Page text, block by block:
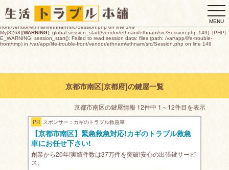
E_WARNING: session_start(): open(/var/app/life-trouble-
front/tmp/sess_d26d644799a7cf9256cf67d70d1acd069672b294874e2f59277991e279a52d20,
O_RDWR) failed: デバイスに空き領域がありません (28) in /var/app/life-trouble-
front/vendor/ethnam/ethnam/src/Session.php on line 149
My[3268](WARNING): global.session_start(/vendor/ethnam/ethnam/src/Session.php:149): [PHP]
E_WARNING: session_start(): Failed to read session data: files (path: /var/app/life-trouble-
front/tmp) in /var/app/life-trouble-front/vendor/ethnam/ethnam/src/Session.php on line 149
MENU
京都市南区[京都府]の鍵屋一覧
京都市南区の鍵屋情報 12件中 1～12件目を表示
PR スポンサー：カギのトラブル救急車
【京都市南区】緊急救急対応!カギのトラブル救急
車にお任せ下さい!
創業から20年!実績件数は37万件を突破!安心の出張鍵サービ
ス。